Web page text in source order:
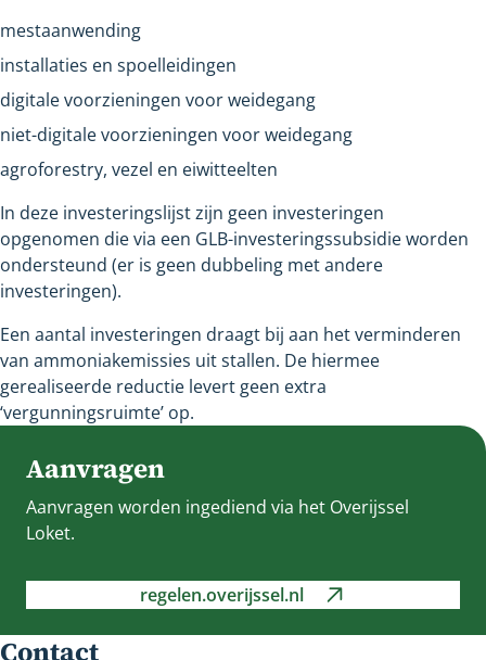
mestaanwending
installaties en spoelleidingen
digitale voorzieningen voor weidegang
niet-digitale voorzieningen voor weidegang
agroforestry, vezel en eiwitteelten
In deze investeringslijst zijn geen investeringen
opgenomen die via een GLB-investeringssubsidie worden
ondersteund (er is geen dubbeling met andere
investeringen).
Een aantal investeringen draagt bij aan het verminderen
van ammoniakemissies uit stallen. De hiermee
gerealiseerde reductie levert geen extra
‘vergunningsruimte’ op.
Aanvragen
Aanvragen worden ingediend via het Overijssel
Loket.
regelen.overijssel.nl
Verwijst
naar
Contact